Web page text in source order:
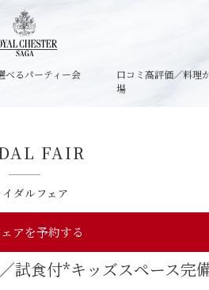
べるパーティー会
口コミ高評価／料理
場
FAIR
ダルフェア
アを予約する
試食付*キッズスペース完